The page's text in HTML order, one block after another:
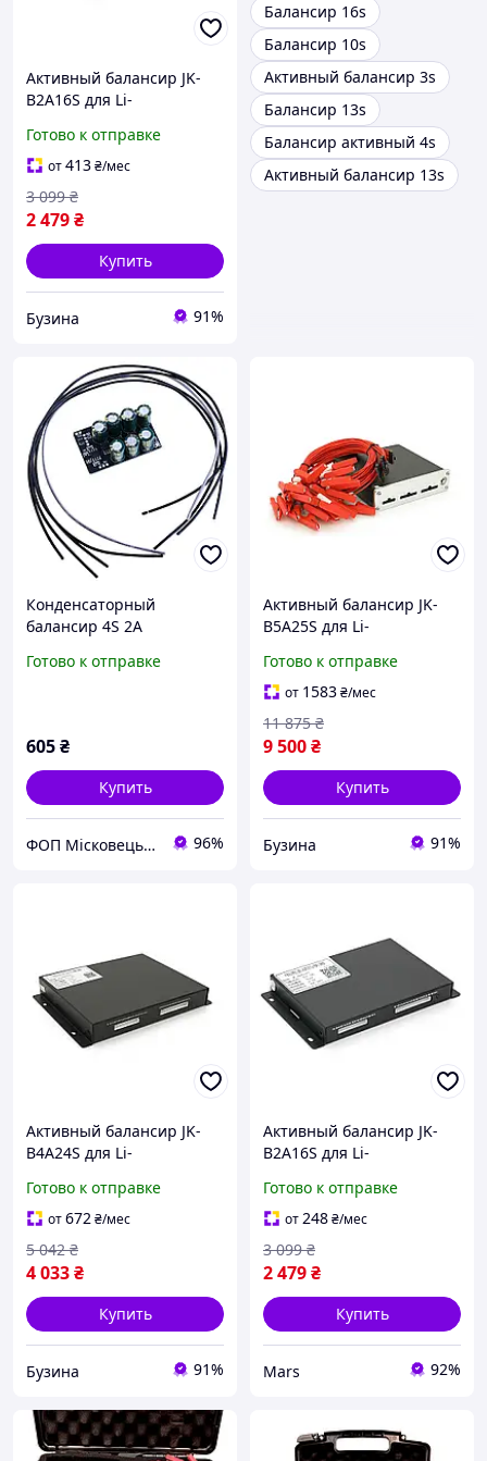
Активный балансир JK-
B2A16S для Li-
40-100V Bluetooth buzyna
Готово к отправке
от413₴/мес
2 479₴
3 099 ₴
Купить
Бузина 91%
Балансир 16s
Балансир 10s
Активный балансир 3s
Балансир 13s
Балансир активный 4s
Активный балансир 13s
Конденсаторный
балансир 4S 2A
Готово к отправке
605₴
Купить
ФОП Місковець О.Г. 96%
Активный балансир JK-
B5A25S для Li-
buzyna
Готово к отправке
от 1583₴/мес
9 500₴
11 875 ₴
Купить
Бузина 91%
Активный балансир JK-
B4A24S для Li-
4A, 40-100V, Bluetooth
fresh
Готово к отправке
от672₴/мес
4 033₴
5 042 ₴
Купить
Бузина 91%
Активный балансир JK-
B2A16S для Li-
40-100V Bluetooth
Готово к отправке
от248₴/мес
2 479₴
3 099 ₴
Купить
Mars 92%